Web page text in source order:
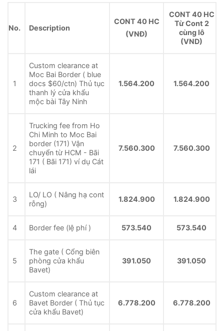
No. Description
CONT 40 HC
(VNĐ)
CONT 40 HC
Từ Cont 2
cùng lô
(VND)
1
Custom clearance at
Moc Bai Border ( blue
docs $60/ctn) Thủ tục
thanh lý cửa khẩu
mộc bài Tây Ninh
1.564.200 1.564.200
2
Trucking fee from Ho
Chi Minh to Moc Bai
border (171) Vận
chuyển từ HCM - Bãi
171 ( Bãi 171) ví dụ Cát
lái
7.560.300 7.560.300
3
LO/ LO ( Nâng hạ cont
rỗng)
1.824.900 1.824.900
4 Border fee (lệ phí ) 573.540 573.540
5
The gate ( Cổng biên
phòng cửa khẩu
Bavet)
391.050 391.050
6
Custom clearance at
Bavet Border ( Thủ tục
cửa khẩu Bavet)
6.778.200 6.778.200